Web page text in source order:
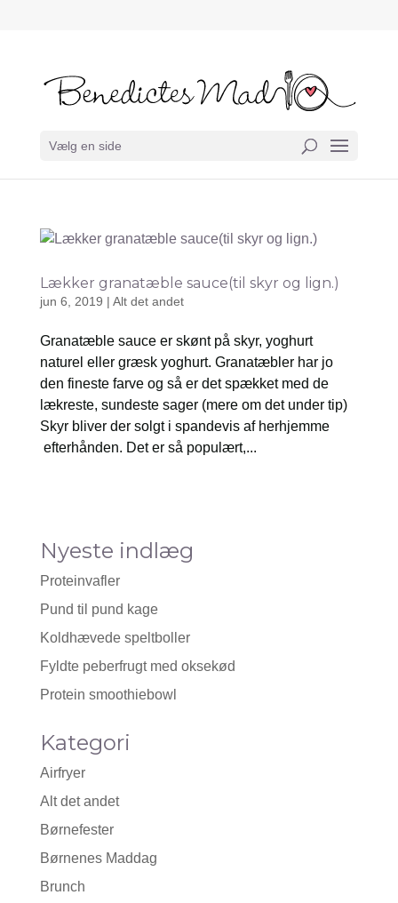
Vælg en side
Lækker granatæble sauce(til skyr og lign.)
jun 6, 2019 | Alt det andet
Granatæble sauce er skønt på skyr, yoghurt
naturel eller græsk yoghurt. Granatæbler har jo
den fineste farve og så er det spækket med de
lækreste, sundeste sager (mere om det under tip)
Skyr bliver der solgt i spandevis af herhjemme
efterhånden. Det er så populært,...
Nyeste indlæg
Proteinvafler
Pund til pund kage
Koldhævede speltboller
Fyldte peberfrugt med oksekød
Protein smoothiebowl
Kategori
Airfryer
Alt det andet
Børnefester
Børnenes Maddag
Brunch